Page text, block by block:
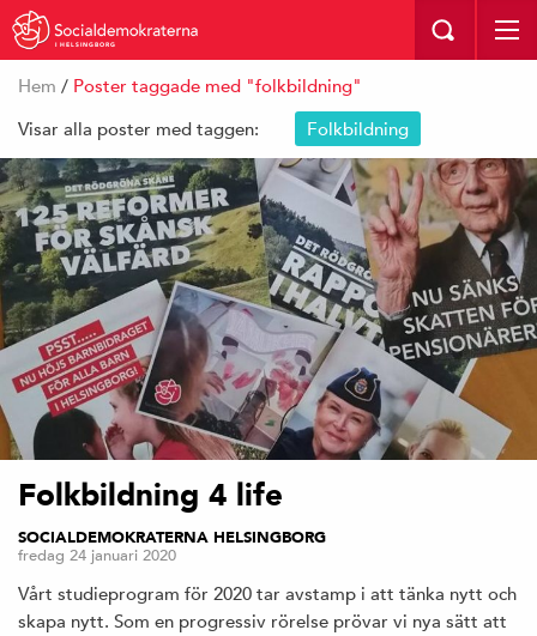
I HELSINGBORG
Hem / Poster taggade med "folkbildning"
Visar alla poster med taggen:
Folkbildning
Folkbildning 4 life
SOCIALDEMOKRATERNA HELSINGBORG
fredag 24 januari 2020
Vårt studieprogram för 2020 tar avstamp i att tänka nytt och
skapa nytt. Som en progressiv rörelse prövar vi nya sätt att